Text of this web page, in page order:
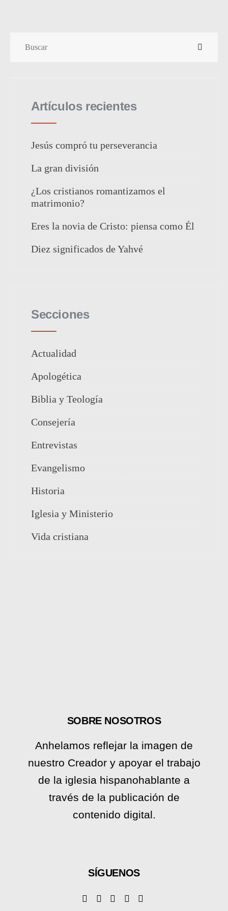
Artículos recientes
Jesús compró tu perseverancia
La gran división
¿Los cristianos romantizamos el
matrimonio?
Eres la novia de Cristo: piensa como Él
Diez significados de Yahvé
Secciones
Actualidad
Apologética
Biblia y Teología
Consejería
Entrevistas
Evangelismo
Historia
Iglesia y Ministerio
Vida cristiana
SOBRE NOSOTROS
Anhelamos reflejar la imagen de
nuestro Creador y apoyar el trabajo
de la iglesia hispanohablante a
través de la publicación de
contenido digital.
SÍGUENOS